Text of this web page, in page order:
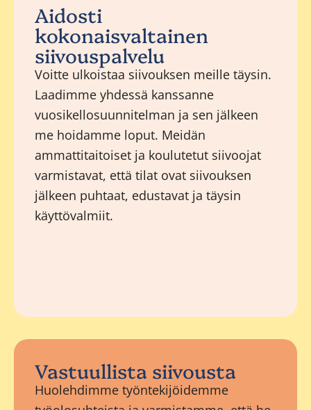
Aidosti
kokonaisvaltainen
siivouspalvelu
Voitte ulkoistaa siivouksen meille täysin.
Laadimme yhdessä kanssanne
vuosikellosuunnitelman ja sen jälkeen
me hoidamme loput. Meidän
ammattitaitoiset ja koulutetut siivoojat
varmistavat, että tilat ovat siivouksen
jälkeen puhtaat, edustavat ja täysin
käyttövalmiit.
Vastuullista siivousta
Huolehdimme työntekijöidemme